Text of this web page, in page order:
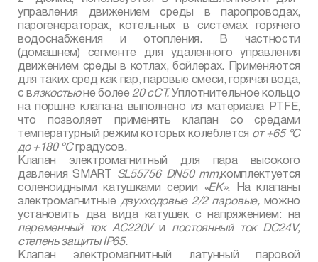
управления движением среды в паропроводах,
парогенераторах, котельных в системах горячего
водоснабжения и отопления. В частности
(домашнем) сегменте для удаленного управления
движением среды в котлах, бойлерах. Применяются
для таких сред как пар, паровые смеси, горячая вода,
с вязкостьюне более 20 сСТ.Уплотнительное кольцо
на поршне клапана выполнено из материала
PTFE,
что позволяет применять клапан со средами
температурный режим которых колеблется от +65 °С
до +180 °Сградусов.
Клапан электромагнитный для пара высокого
давленияSMART SL55756 DN50 mm,комплектуется
соленоидными катушками серии
«EK». На клапаны
электромагнитные двухходовые 2/2 паровые,можно
установить два вида катушек с напряжением: на
переменный ток AC220Vи постоянный ток DC24V,
степень защитыIP65.
Клапан электромагнитный латунный паровой